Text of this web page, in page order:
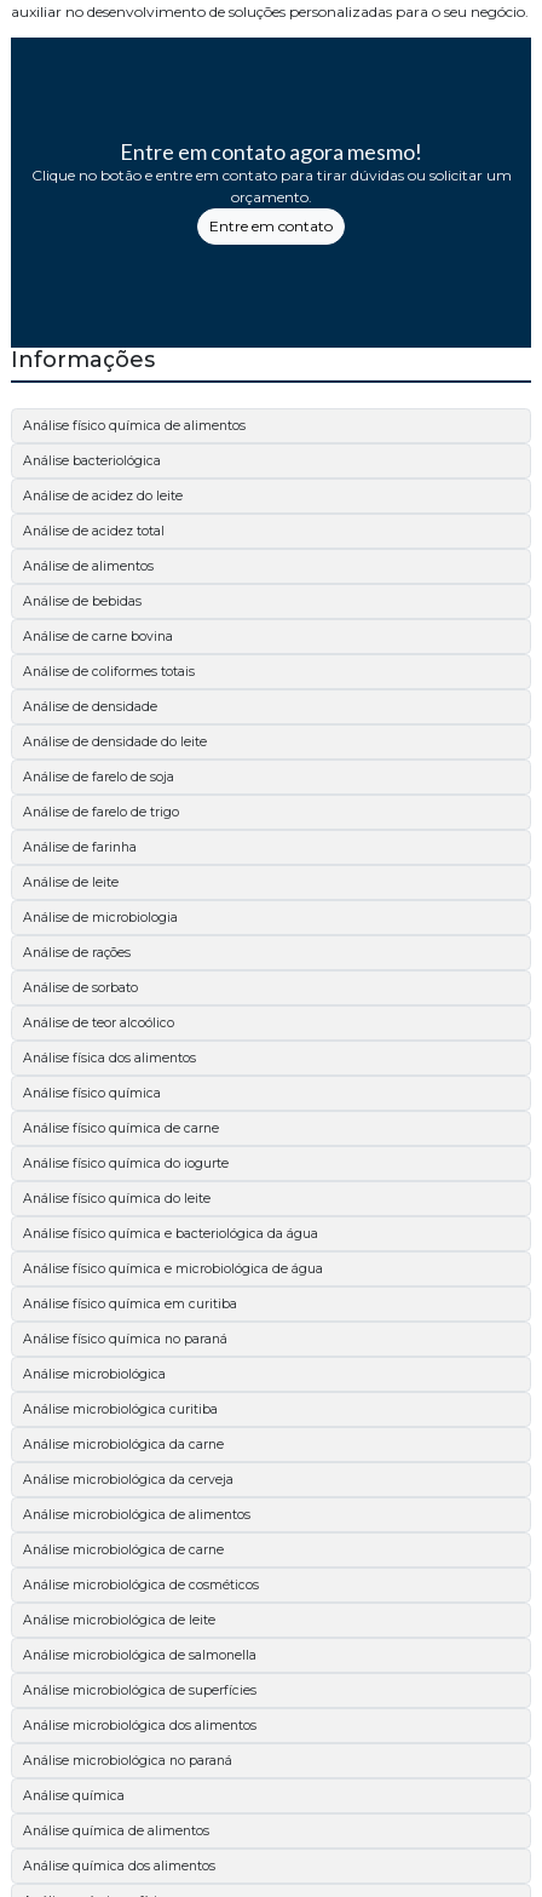
auxiliar no desenvolvimento de soluções personalizadas para o seu negócio.
Entre em contato agora mesmo!
Clique no botão e entre em contato para tirar dúvidas ou solicitar um
orçamento.
Entre em contato
Informações
Análise físico química de alimentos
Análise bacteriológica
Análise de acidez do leite
Análise de acidez total
Análise de alimentos
Análise de bebidas
Análise de carne bovina
Análise de coliformes totais
Análise de densidade
Análise de densidade do leite
Análise de farelo de soja
Análise de farelo de trigo
Análise de farinha
Análise de leite
Análise de microbiologia
Análise de rações
Análise de sorbato
Análise de teor alcoólico
Análise física dos alimentos
Análise físico química
Análise físico química de carne
Análise físico química do iogurte
Análise físico química do leite
Análise físico química e bacteriológica da água
Análise físico química e microbiológica de água
Análise físico química em curitiba
Análise físico química no paraná
Análise microbiológica
Análise microbiológica curitiba
Análise microbiológica da carne
Análise microbiológica da cerveja
Análise microbiológica de alimentos
Análise microbiológica de carne
Análise microbiológica de cosméticos
Análise microbiológica de leite
Análise microbiológica de salmonella
Análise microbiológica de superfícies
Análise microbiológica dos alimentos
Análise microbiológica no paraná
Análise química
Análise química de alimentos
Análise química dos alimentos